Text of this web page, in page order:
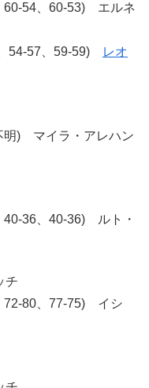
54、60-53) エルネ
54-57、59-59)
レオ
明) マイラ・アレハン
36、40-36) ルト・
チ
72-80、77-75) イシ